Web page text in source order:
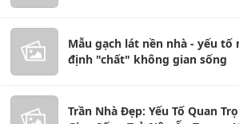
Mẫu gạch lát nền nhà - yếu
định "chất" không gian sống
Trần Nhà Đẹp: Yếu Tố Quan